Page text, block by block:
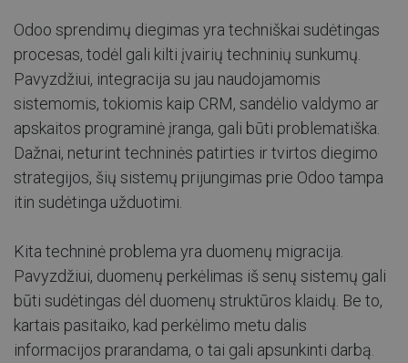
Odoo sprendimų diegimas yra techniškai sudėtingas
procesas, todėl gali kilti įvairių techninių sunkumų.
Pavyzdžiui, integracija su jau naudojamomis
sistemomis, tokiomis kaip CRM, sandėlio valdymo ar
apskaitos programinė įranga, gali būti problematiška.
Dažnai, neturint techninės patirties ir tvirtos diegimo
strategijos, šių sistemų prijungimas prie Odoo tampa
itin sudėtinga užduotimi.
Kita techninė problema yra duomenų migracija.
Pavyzdžiui, duomenų perkėlimas iš senų sistemų gali
būti sudėtingas dėl duomenų struktūros klaidų. Be to,
kartais pasitaiko, kad perkėlimo metu dalis
informacijos prarandama, o tai gali apsunkinti darbą.